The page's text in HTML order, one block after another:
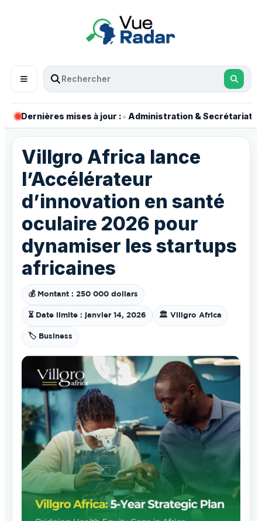
Dernières mises à jour :• Administration & Secrétariat
Villgro Africa lance
l’Accélérateur
d’innovation en santé
oculaire 2026 pour
dynamiser les startups
africaines
💰 Montant : 250 000 dollars
⏳ Date limite : janvier 14, 2026 🏛️ Villgro Africa
🏷️ Business